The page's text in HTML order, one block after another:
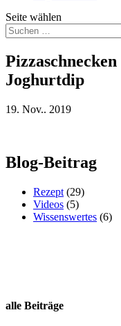
Seite wählen
Joghurtdip
19. Nov.. 2019
Blog-Beitrag
Rezept (29)
Videos (5)
Wissenswertes (6)
alle Beiträge